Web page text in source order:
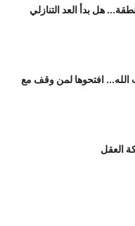
هل بدأ العد التنازلي
الله... افتحوها لمن وقف مع
العقل